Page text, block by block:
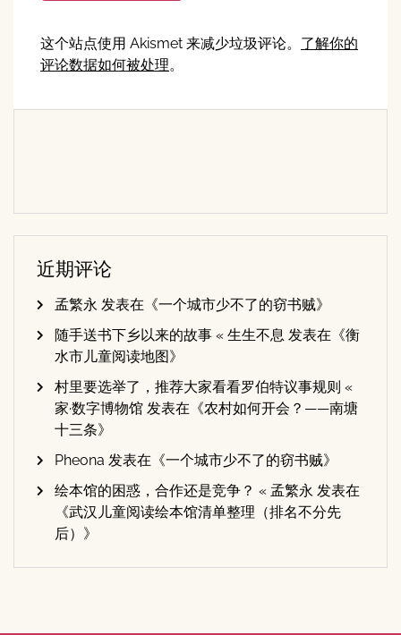
这个站点使用 Akismet 来减少垃圾评论。 了解你的
评论数据如何被处理。
近期评论
孟繁永 发表在《一个城市少不了的窃书贼》
随手送书下乡以来的故事 « 生生不息 发表在《衡
水市儿童阅读地图》
村里要选举了，推荐大家看看罗伯特议事规则 «
家·数字博物馆 发表在《农村如何开会？——南塘
十三条》
Pheona 发表在《一个城市少不了的窃书贼》
绘本馆的困惑，合作还是竞争？ « 孟繁永 发表在
《武汉儿童阅读绘本馆清单整理（排名不分先
后） 》